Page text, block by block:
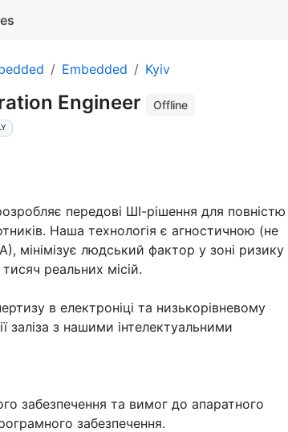
Embedded Kyiv
Engineer
Offline
передові ШІ-рішення для повністю
Наша технологія є агностичною (не
мінімізує людський фактор у зоні ризику
реальних місій.
в електроніці та низькорівневому
заліза з нашими інтелектуальними
забезпечення та вимог до апаратного
забезпечення.